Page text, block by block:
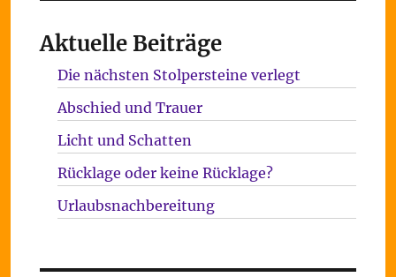
Aktuelle Beiträge
Die nächsten Stolpersteine verlegt
Abschied und Trauer
Licht und Schatten
Rücklage oder keine Rücklage?
Urlaubsnachbereitung